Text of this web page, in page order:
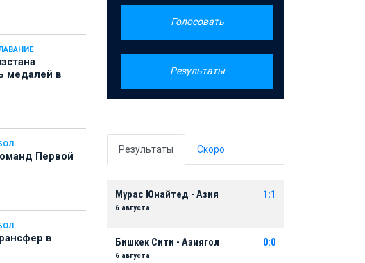
медалей в
Первой
в
Голосовать
Результаты
Результаты Скоро
Мурас Юнайтед - Азия
6 августа
1:1
Бишкек Сити - Азиягол
6 августа
0:0